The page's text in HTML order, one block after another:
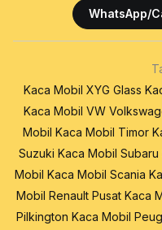
WhatsApp/
Kaca Mobil XYG Glass
Kaca Mobil VW
Mobil Kaca Mobil Timor
Suzuki Kaca Mobil Subaru
Mobil Kaca Mobil Scania
Mobil Renault Pusat Kaca
Pilkington Kaca Mobil